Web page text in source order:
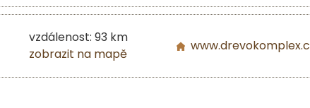
vzdálenost: 93 km
zobrazit na mapě
www.drevokomplex.com